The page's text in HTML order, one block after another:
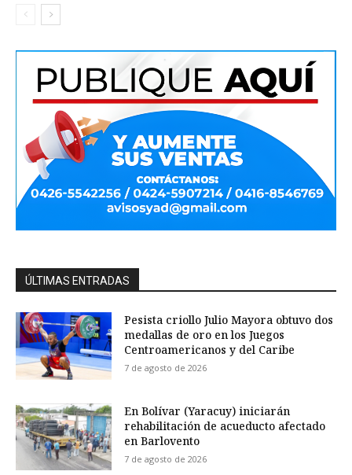
ÚLTIMAS ENTRADAS
Pesista criollo Julio Mayora obtuvo dos
medallas de oro en los Juegos
Centroamericanos y del Caribe
7 de agosto de 2026
En Bolívar (Yaracuy) iniciarán
rehabilitación de acueducto afectado
en Barlovento
7 de agosto de 2026